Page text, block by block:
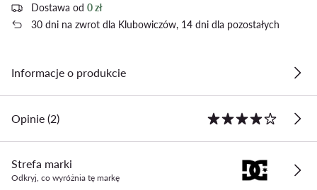
Dostawa od 0 zł
30 dni na zwrot dla Klubowiczów, 14 dni dla pozostałych
Informacje o produkcie
Opinie (2)
Strefa marki
Odkryj, co wyróżnia tę markę